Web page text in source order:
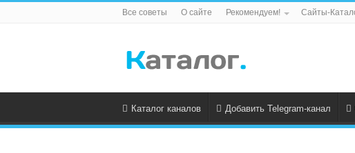
Все советы О сайте Рекомендуем! Сайты-
Каталог каналов Добавить Telegram-канал